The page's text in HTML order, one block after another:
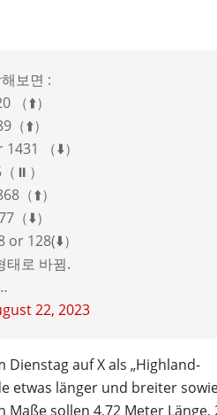
보면 :
（⬆️）
⬆️）
（⬇️）
⏸️）
（⬆️）
（⬇️）
128(⬇️）
태로 바뀜.
22, 2023
Dienstag auf X als „Highland-
etwas länger und breiter
sollen 4,72 Meter Länge,